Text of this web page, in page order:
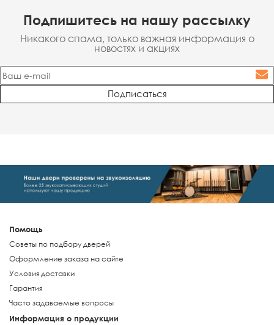
Подпишитесь на нашу рассылку
Никакого спама, только важная информация о
новостях и акциях
Помощь
Советы по подбору дверей
Оформление заказа на сайте
Условия доставки
Гарантия
Часто задаваемые вопросы
Информация о продукции